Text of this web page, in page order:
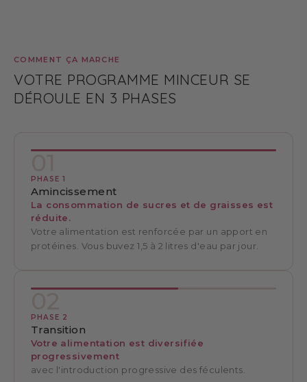
COMMENT ÇA MARCHE
VOTRE PROGRAMME MINCEUR SE
DÉROULE EN 3 PHASES
PHASE 1
Amincissement
La consommation de sucres et de graisses est
réduite.
Votre alimentation est renforcée par un apport en
protéines. Vous buvez 1,5 à 2 litres d'eau par jour.
PHASE 2
Transition
Votre alimentation est diversifiée
progressivement
avec l'introduction progressive des féculents.